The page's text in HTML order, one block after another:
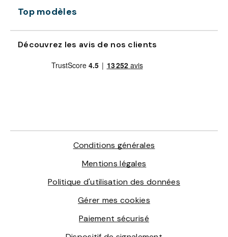
Top modèles
Découvrez les avis de nos clients
Conditions générales
Mentions légales
Politique d'utilisation des données
Gérer mes cookies
Paiement sécurisé